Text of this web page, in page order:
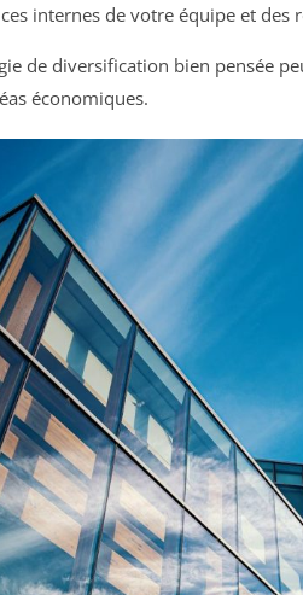
internes de votre équipe et des
de diversification bien pensée
économiques.